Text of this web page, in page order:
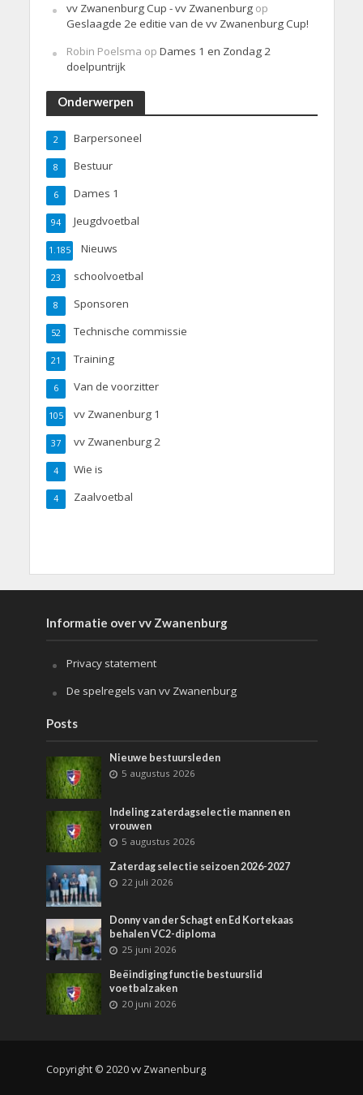
vv Zwanenburg Cup - vv Zwanenburgop
Geslaagde 2e editie van de vv Zwanenburg Cup!
Robin Poelsma op Dames 1 en Zondag 2
doelpuntrijk
Onderwerpen
Barpersoneel
2
Bestuur
8
Dames 1
6
Jeugdvoetbal
94
Nieuws
1.185
schoolvoetbal
23
Sponsoren
8
Technische commissie
52
Training
21
Van de voorzitter
6
vv Zwanenburg 1
105
vv Zwanenburg 2
37
Wie is
4
Zaalvoetbal
4
Informatie over vv Zwanenburg
Privacy statement
De spelregels van vv Zwanenburg
Posts
Nieuwe bestuursleden
5 augustus 2026
Indeling zaterdagselectie mannen en
vrouwen
5 augustus 2026
Zaterdag selectie seizoen 2026-2027
22 juli 2026
Donny van der Schagt en Ed Kortekaas
behalen VC2-diploma
25 juni 2026
Beëindiging functie bestuurslid
voetbalzaken
20 juni 2026
Copyright © 2020 vv Zwanenburg